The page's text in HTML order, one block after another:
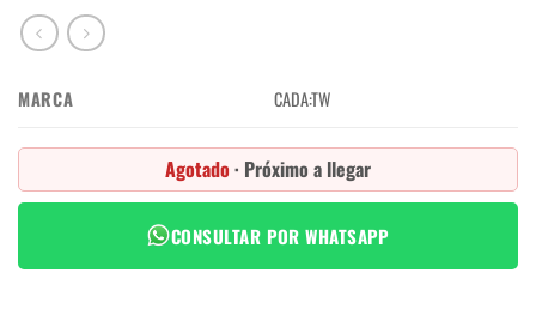
MARCA CADA:TW
Agotado · Próximo a llegar
CONSULTAR POR WHATSAPP